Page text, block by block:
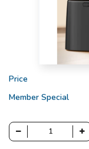
Price
Member Special